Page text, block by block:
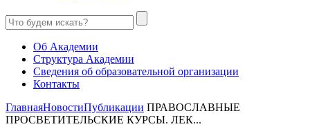
Об Академии
Структура Академии
Сведения об образовательной организации
Контакты
ГлавнаяНовостиПубликации ПРАВОСЛАВНЫЕ
ПРОСВЕТИТЕЛЬСКИЕ КУРСЫ. ЛЕК...